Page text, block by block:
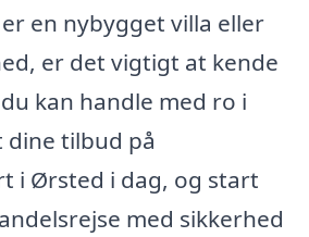
en nybygget villa eller
er det vigtigt at kende
kan handle med ro i
tilbud på
i Ørsted i dag, og start
med sikkerhed